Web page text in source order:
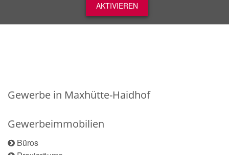
AKTIVIEREN
Gewerbe in Maxhütte-Haidhof
Gewerbeimmobilien
Büros